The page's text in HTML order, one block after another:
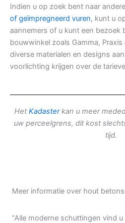
Indien u op zoek bent naar
of geïmpregneerd vuren, kunt u
aannemers of u kunt een bezoek
bouwwinkel zoals Gamma,
diverse materialen en designs
voorlichting krijgen over de
Het Kadasterkan u meer
uw perceelgrens, dit kost
tijd.
Meer informatie over hout
“Alle moderne schuttingen vind